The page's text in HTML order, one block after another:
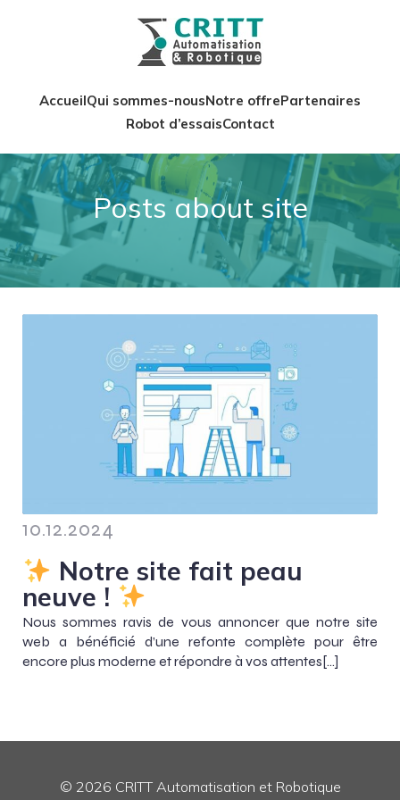
AccueilQui sommes-nousNotre offrePartenaires
Robot d’essaisContact
Posts about site
10.12.2024
Notre site fait peau
neuve !
Nous sommes ravis de vous annoncer que notre site
web a bénéficié d’une refonte complète pour être
encore plus moderne et répondre à vos attentes[…]
© 2026 CRITT Automatisation et Robotique